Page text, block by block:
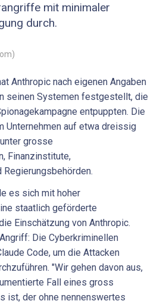
mit minimaler
durch.
Anthropic nach eigenen Angaben
seinen Systemen festgestellt, die
entpuppten. Die
Unternehmen auf etwa dreissig
grosse
Finanzinstitute,
Regierungsbehörden.
es sich mit hoher
staatlich geförderte
Einschätzung von Anthropic.
Die Cyberkriminellen
Code, um die Attacken
"Wir gehen davon aus,
Fall eines gross
ist, der ohne nennenswertes